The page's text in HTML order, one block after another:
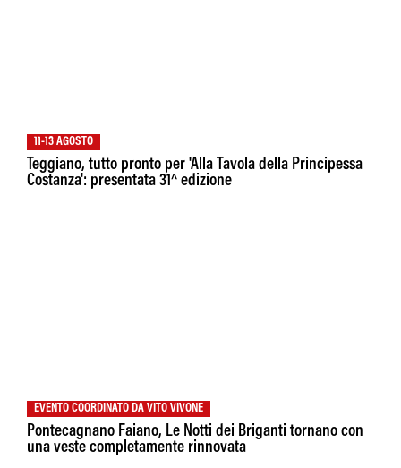
11-13 AGOSTO
Teggiano, tutto pronto per 'Alla Tavola della Principessa
Costanza': presentata 31^ edizione
EVENTO COORDINATO DA VITO VIVONE
Pontecagnano Faiano, Le Notti dei Briganti tornano con
una veste completamente rinnovata